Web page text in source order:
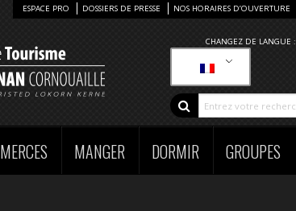
CHANGEZ DE LANGUE :
ESPACE PRO DOSSIERS DE PRESSE NOS HORAIRES D’OUVERTURE
MANGER DORMIR GROUPES